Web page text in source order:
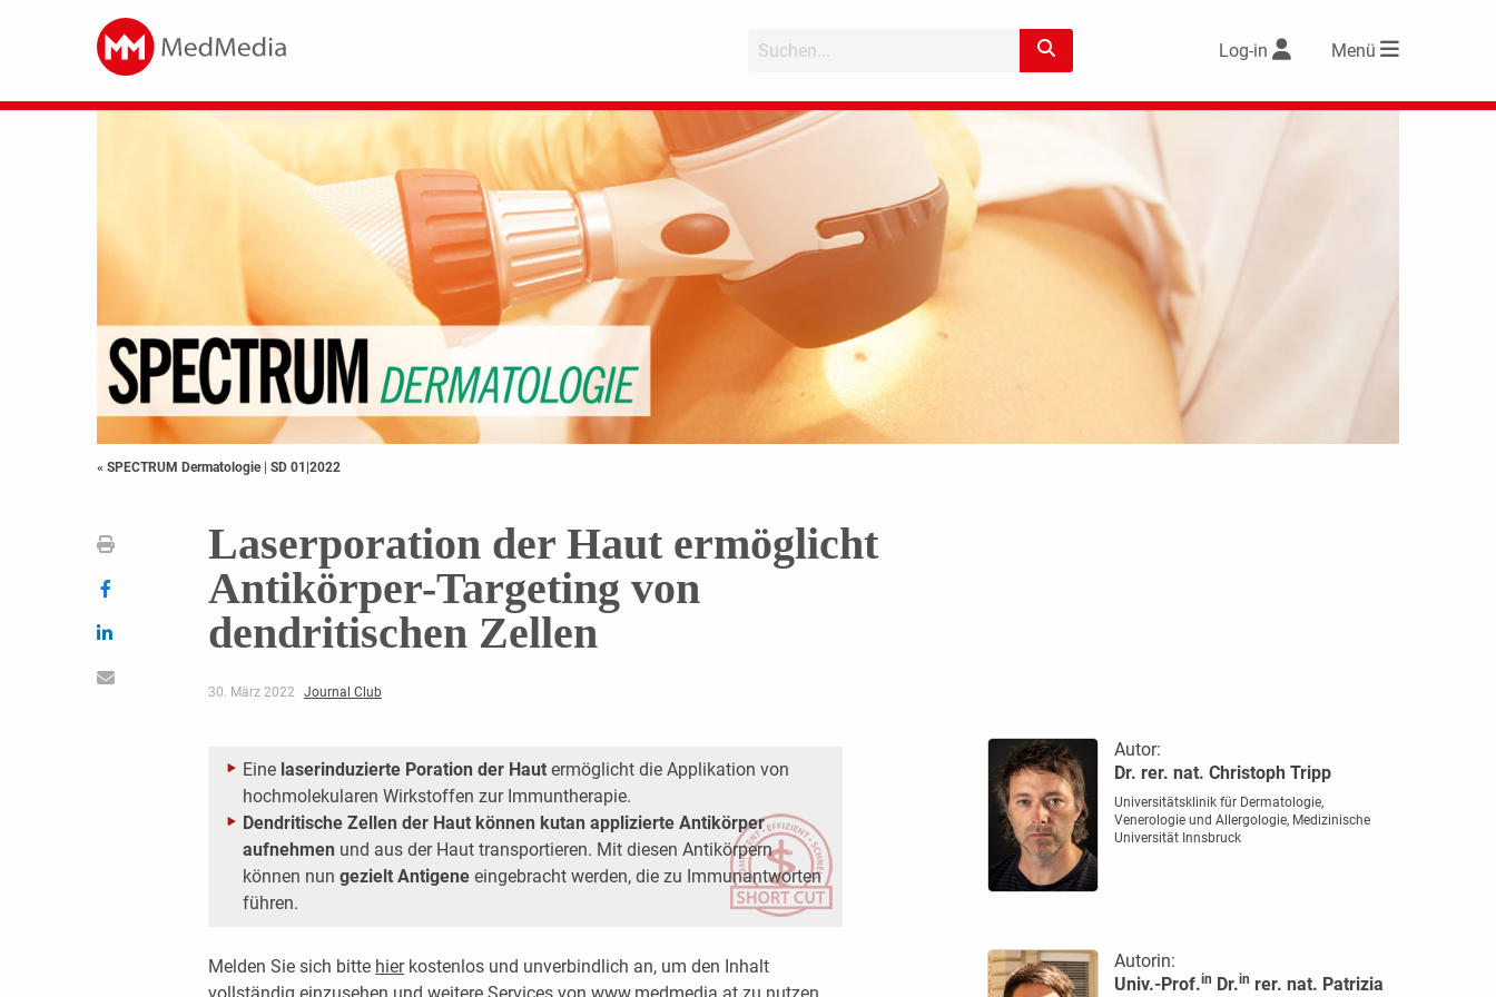
Log-in Menü
« SPECTRUM Dermatologie | SD 01|2022
Laserporation der Haut ermöglicht
Anti­körper-Targeting von
dendritischen Zellen
30. März 2022 Journal Club
Eine laserinduzierte Poration der Hautermöglicht die Applikation von
hochmolekularen ­Wirkstoffen zur Immuntherapie.
Dendritische Zellen der Haut können kutan applizierte Antikörper
aufnehmen und aus der Haut transportieren. Mit diesen Antikörpern
können nun gezielt Antigeneeingebracht werden, die zu Immunantworten
führen.
Melden Sie sich bitte hierkostenlos und unverbindlich an, um den Inhalt
Autor:
Dr. rer. nat. Christoph Tripp
Universitätsklinik für Dermatologie,
Venerologie und Allergologie, Medizinische
Universität Innsbruck
Autorin:
Univ.-Prof.in Dr.in rer. nat. Patrizia